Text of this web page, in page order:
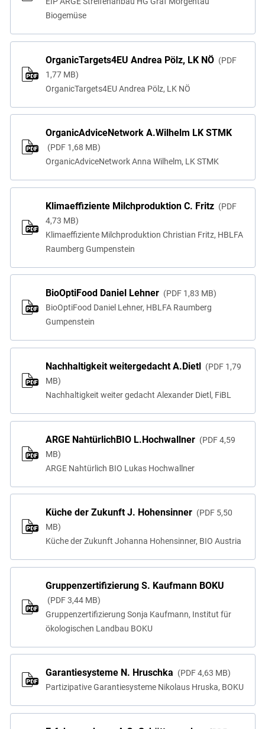
Biogemüse
OrganicTargets4EU Andrea Pölz, LK NÖ
PDF
1,77 MB
OrganicTargets4EU Andrea Pölz, LK NÖ
OrganicAdviceNetwork A.Wilhelm LK STMK
PDF 1,68 MB
OrganicAdviceNetwork Anna Wilhelm, LK STMK
Klimaeffiziente Milchproduktion C. Fritz
PDF
4,73 MB
Klimaeffiziente Milchproduktion Christian Fritz, HBLFA
Raumberg Gumpenstein
BioOptiFood Daniel Lehner PDF 1,83 MB
BioOptiFood Daniel Lehner, HBLFA Raumberg
Gumpenstein
Nachhaltigkeit weitergedacht A.Dietl PDF 1,79
MB
Nachhaltigkeit weiter gedacht Alexander Dietl, FiBL
ARGE NahtürlichBIO L.Hochwallner PDF 4,59
MB
ARGE Nahtürlich BIO Lukas Hochwallner
Küche der Zukunft J. Hohensinner PDF 5,50
MB
Küche der Zukunft Johanna Hohensinner, BIO Austria
Gruppenzertifizierung S. Kaufmann BOKU
PDF 3,44 MB
Gruppenzertifizierung Sonja Kaufmann, Institut für
ökologischen Landbau BOKU
Garantiesysteme N. Hruschka PDF 4,63 MB
Partizipative Garantiesysteme Nikolaus Hruska, BOKU